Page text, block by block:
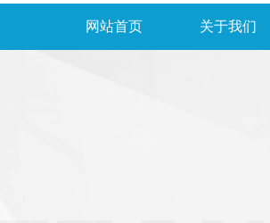
网站首页 关于我们